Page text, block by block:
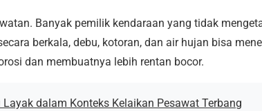
Banyak pemilik kendaraan yang tidak
berkala, debu, kotoran, dan air hujan bisa
dan membuatnya lebih rentan bocor.
Layak dalam Konteks Kelaikan Pesawat Terbang